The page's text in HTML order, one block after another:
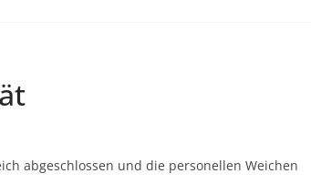
abgeschlossen und die personellen Weichen